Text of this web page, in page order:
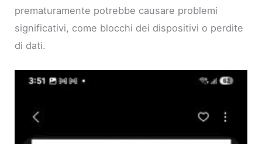
prematuramente potrebbe causare problemi
significativi, come blocchi dei dispositivi o perdite
di dati.